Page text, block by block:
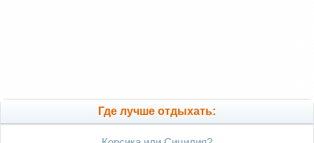
Где лучше отдыхать: